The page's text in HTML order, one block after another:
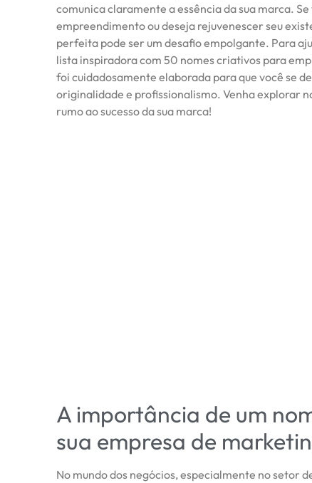
comunica claramente a essência da sua marca.
empreendimento ou deseja rejuvenescer seu
perfeita pode ser um desafio empolgante. Para
lista inspiradora com 50 nomes criativos para
foi cuidadosamente elaborada para que você se
originalidade e profissionalismo. Venha explorar
rumo ao sucesso da sua marca!
A importância de um
sua empresa de
No mundo dos negócios, especialmente no setor